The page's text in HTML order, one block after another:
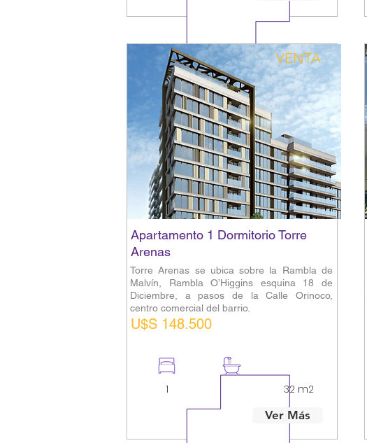
VENTA
Apartamento 1 Dormitorio Torre
Arenas
Torre Arenas se ubica sobre la Rambla de
Malvín, Rambla O’Higgins esquina 18 de
Diciembre, a pasos de la Calle Orinoco,
centro comercial del barrio.
U$S 148.500
1
32 m2
Ver Más